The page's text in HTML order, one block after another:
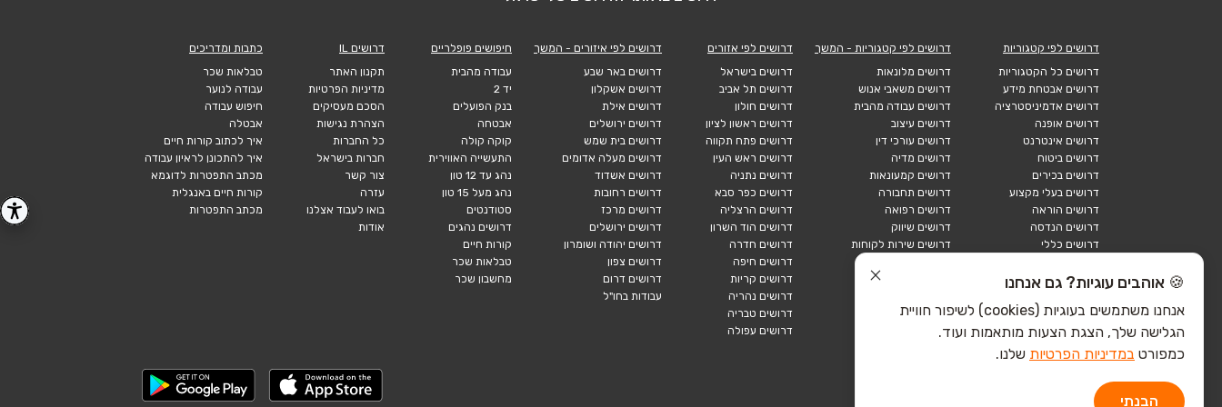
דרושים לפי קטגוריות
דרושים כל הקטגוריות
דרושים אבטחת מידע
דרושים אדמיניסטרציה
דרושים אופנה
דרושים אינטרנט
דרושים ביטוח
דרושים בכירים
דרושים בעלי מקצוע
דרושים הוראה
דרושים הנדסה
דרושים כללי
דרושים לוגיסטיקה
דרושים מכירות
הייטק חומרה
דרושים לפי קטגוריות - המשך
דרושים מלונאות
דרושים משאבי אנוש
דרושים עבודה מהבית
דרושים עיצוב
דרושים עורכי דין
דרושים מדיה
דרושים קמעונאות
דרושים תחבורה
דרושים רפואה
דרושים שיווק
דרושים שירות לקוחות
הייטק כללי
הייטק תוכנה
דרושים לפי אזורים
דרושים בישראל
דרושים תל אביב
דרושים חולון
דרושים ראשון לציון
דרושים פתח תקווה
דרושים ראש העין
דרושים נתניה
דרושים כפר סבא
דרושים הרצליה
דרושים הוד השרון
דרושים חדרה
דרושים חיפה
דרושים קריות
דרושים נהריה
דרושים טבריה
דרושים עפולה
דרושים לפי איזורים - המשך
דרושים באר שבע
דרושים אשקלון
דרושים אילת
דרושים ירושלים
דרושים בית שמש
דרושים מעלה אדומים
דרושים אשדוד
דרושים רחובות
דרושים מרכז
דרושים ירושלים
דרושים יהודה ושומרון
דרושים צפון
דרושים דרום
עבודות בחו"ל
חיפושים פופלריים
עבודה מהבית
יד 2
בנק הפועלים
אבטחה
קוקה קולה
התעשייה האווירית
נהג עד 12 טון
נהג מעל 15 טון
סטודנטים
דרושים נהגים
קורות חיים
טבלאות שכר
מחשבון שכר
דרושים IL
תקנון האתר
מדיניות הפרטיות
הסכם מעסיקים
הצהרת נגישות
כל החברות
חברות בישראל
צור קשר
עזרה
בואו לעבוד אצלנו
אודות
כתבות ומדריכים
טבלאות שכר
עבודה לנוער
חיפוש עבודה
אבטלה
איך לכתוב קורות חיים
איך להתכונן לראיון עבודה
מכתב התפטרות לדוגמא
קורות חיים באנגלית
מכתב התפטרות
🍪 אוהבים עוגיות? גם אנחנו
אנחנו משתמשים בעוגיות (cookies) לשיפור חוויית
הגלישה שלך, הצגת הצעות מותאמות ועוד.
כמפורט במדיניות הפרטיות שלנו.
הבנתי